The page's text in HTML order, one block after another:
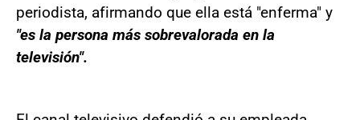
periodista, afirmando que ella está "enferma" y
"es la persona más sobrevalorada en la
televisión".